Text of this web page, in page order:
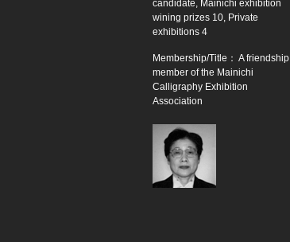
candidate, Mainichi exhibition
wining prizes 10, Private
exhibitions 4
Membership/Title： A friendship
member of the Mainichi
Calligraphy Exhibition
Association